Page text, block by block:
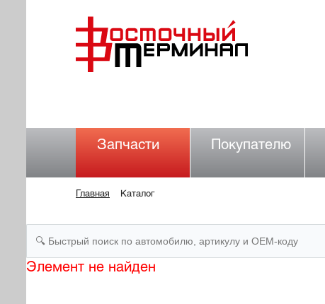
Запчасти Покупателю
Главная Каталог
Элемент не найден